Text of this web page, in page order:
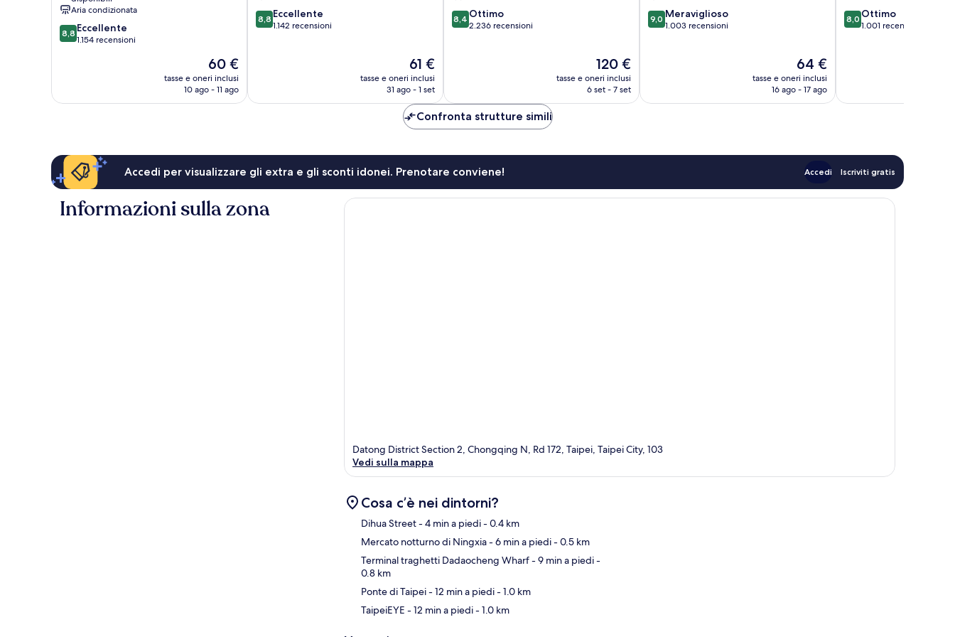
Aria condizionata
8.8
su
8,8 Eccellente
1.154 recensioni
Il
prezzo
attuale
60 €
tasse e oneri inclusi
10 ago - 11 ago
8.8
su
8,8 Eccellente
1.142 recensioni
Il
prezzo
attuale
61 €
61 €
tasse e oneri inclusi
31 ago - 1 set
8.4
su
8,4 Ottimo
2.236 recensioni
Il
prezzo
attuale
120 €
tasse e oneri inclusi
6 set - 7 set
9.0
su
9,0 Meraviglioso
1.003 recensioni
Il
prezzo
attuale
64 €
tasse e oneri inclusi
16 ago - 17 ago
8.0
su
8,0 Ottimo
1.001 recensioni
Confronta strutture simili
Accedi per visualizzare gli extra e gli sconti idonei. Prenotare conviene! Accedi Iscriviti gratis
Informazioni sulla zona
Datong District Section 2, Chongqing N, Rd 172, Taipei, Taipei City, 103
Vedi sulla mappa
Cosa c’è nei dintorni?
Dihua Street- 4 min a piedi- 0.4 km
Mercato notturno di Ningxia- 6 min a piedi- 0.5 km
Terminal traghetti Dadaocheng Wharf- 9 min a piedi-
0.8 km
Ponte di Taipei- 12 min a piedi- 1.0 km
TaipeiEYE - 12 min a piedi- 1.0 km